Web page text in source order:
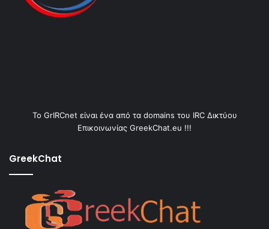
Το GrIRCnet είναι ένα από τα domains του IRC Δικτύου
Επικοινωνίας GreekChat.eu !!!
GreekChat